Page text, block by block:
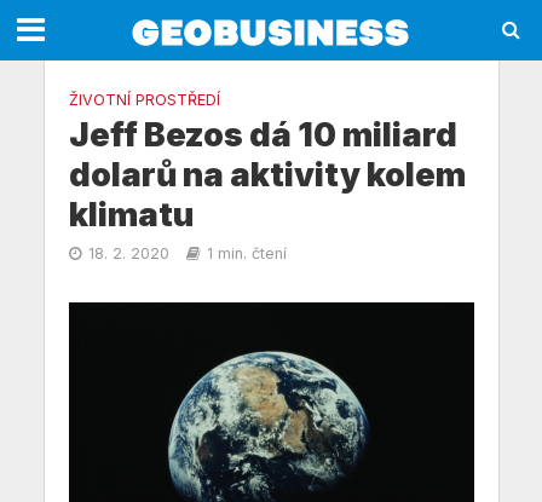
ŽIVOTNÍ PROSTŘEDÍ
Jeff Bezos dá 10 miliard
dolarů na aktivity kolem
klimatu
18. 2. 2020 1 min. čtení